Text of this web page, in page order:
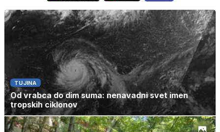
TUJINA
Od vrabca do dim suma: nenavadni svet imen
tropskih ciklonov